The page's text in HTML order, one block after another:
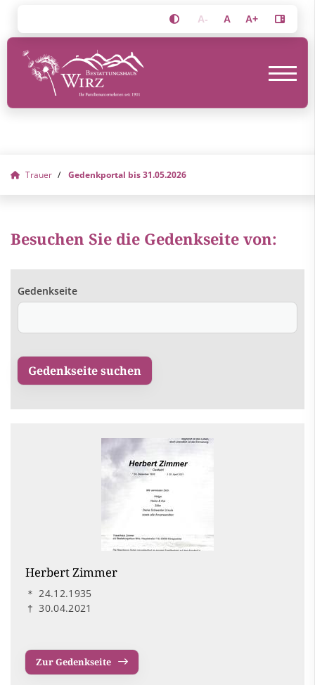
A- A A+
Trauer Gedenkportal bis 31.05.2026
Besuchen Sie die Gedenkseite von:
Gedenkseite
Herbert Zimmer
＊ 24.12.1935
† 30.04.2021
Zur Gedenkseite